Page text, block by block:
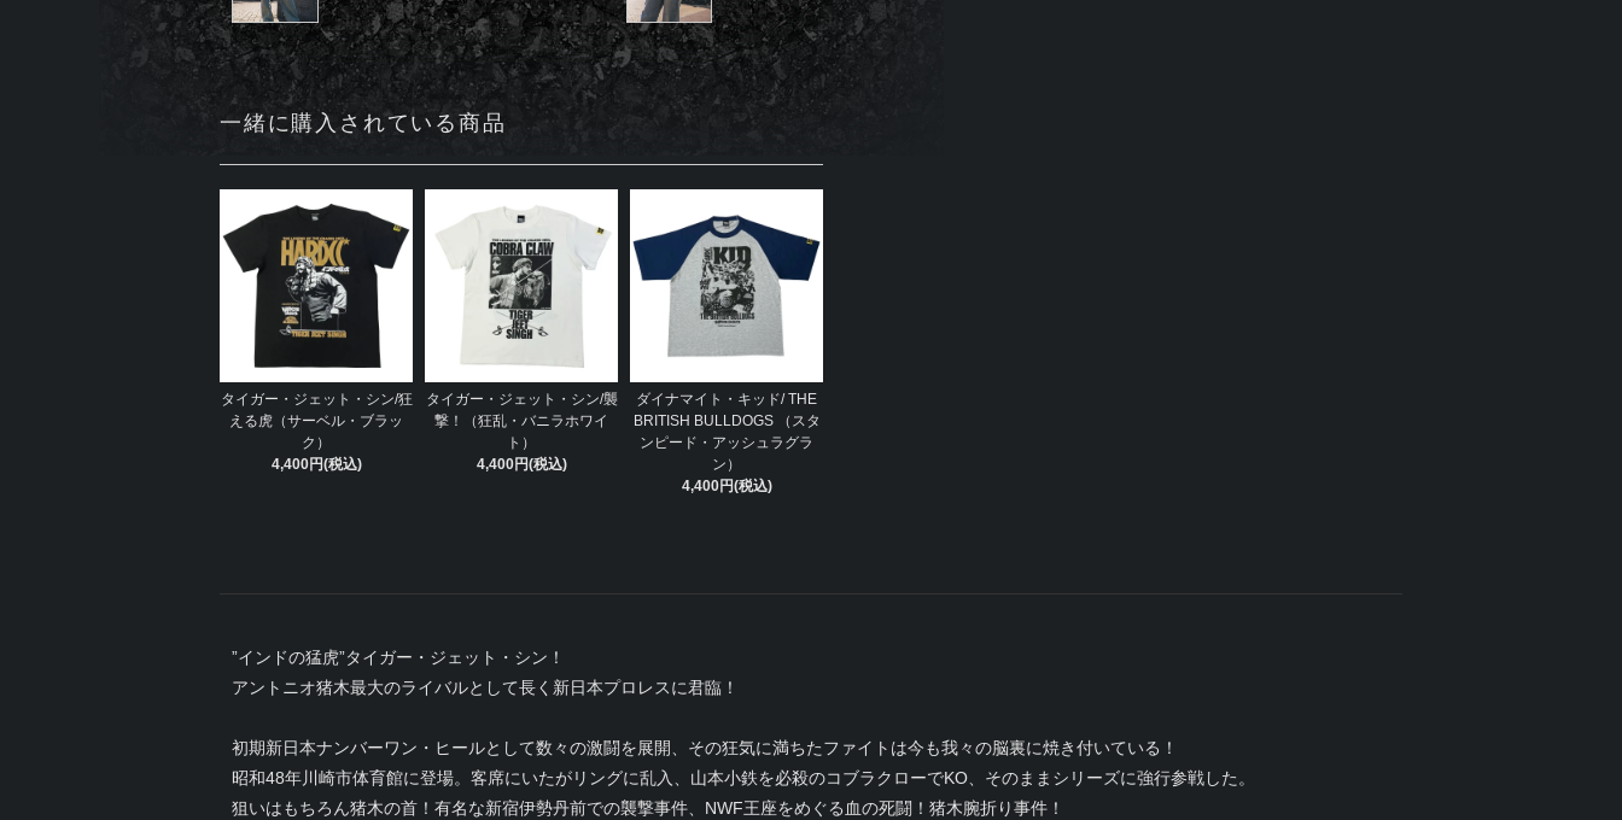
一緒に購入されている商品
タイガー・ジェット・シン/狂
える虎（サーベル・ブラッ
ク）
4,400円(税込)
タイガー・ジェット・シン/襲
撃！（狂乱・バニラホワイ
ト）
4,400円(税込)
ダイナマイト・キッド/ THE
BRITISH BULLDOGS （スタ
ンピード・アッシュラグラ
ン）
4,400円(税込)
”インドの猛虎”タイガー・ジェット・シン！
アントニオ猪木最大のライバルとして長く新日本プロレスに君臨！
初期新日本ナンバーワン・ヒールとして数々の激闘を展開、その狂気に満ちたファイトは今も我々の脳裏に焼き付いている！
昭和48年川崎市体育館に登場。客席にいたがリングに乱入、山本小鉄を必殺のコブラクローでKO、そのままシリーズに強行参戦した。
狙いはもちろん猪木の首！有名な新宿伊勢丹前での襲撃事件、NWF王座をめぐる血の死闘！猪木腕折り事件！